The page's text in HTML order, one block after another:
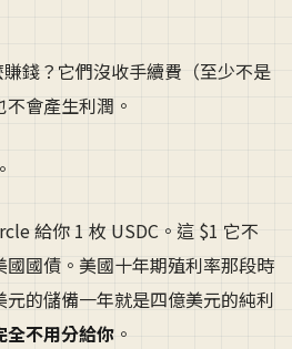
錢？它們沒收手續費（至少不是
會產生利潤。
給你 1 枚 USDC。這 $1 它不
國債。美國十年期殖利率那段時
的儲備一年就是四億美元的純利
全不用分給你 。